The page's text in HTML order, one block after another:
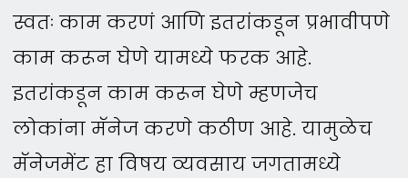
स्वतः काम करणं आणि इतरांकडून प्रभावीपणे
काम करून घेणे यामध्ये फरक आहे.
इतरांकडून काम करून घेणे म्हणजेच
लोकांना मॅनेज करणे कठीण आहे. यामुळेच
मॅनेजमेंट हा विषय व्यवसाय जगतामध्ये